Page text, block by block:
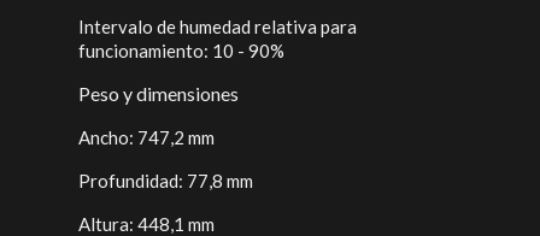
Intervalo de humedad relativa para
funcionamiento: 10 - 90%
Peso y dimensiones
Ancho: 747,2 mm
Profundidad: 77,8 mm
Altura: 448,1 mm